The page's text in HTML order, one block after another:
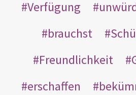
Verfügung
brauchst
Freundlichkeit
erschaffen